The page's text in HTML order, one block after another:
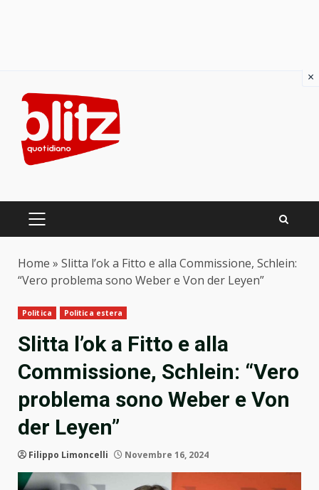
content
PRIMARY
Home » Slitta l’ok a Fitto e alla Commissione, Schlein:
“Vero problema sono Weber e Von der Leyen”
Politica Politica estera
Slitta l’ok a Fitto e alla
Commissione, Schlein: “Vero
problema sono Weber e Von
der Leyen”
Filippo Limoncelli Novembre 16, 2024
×